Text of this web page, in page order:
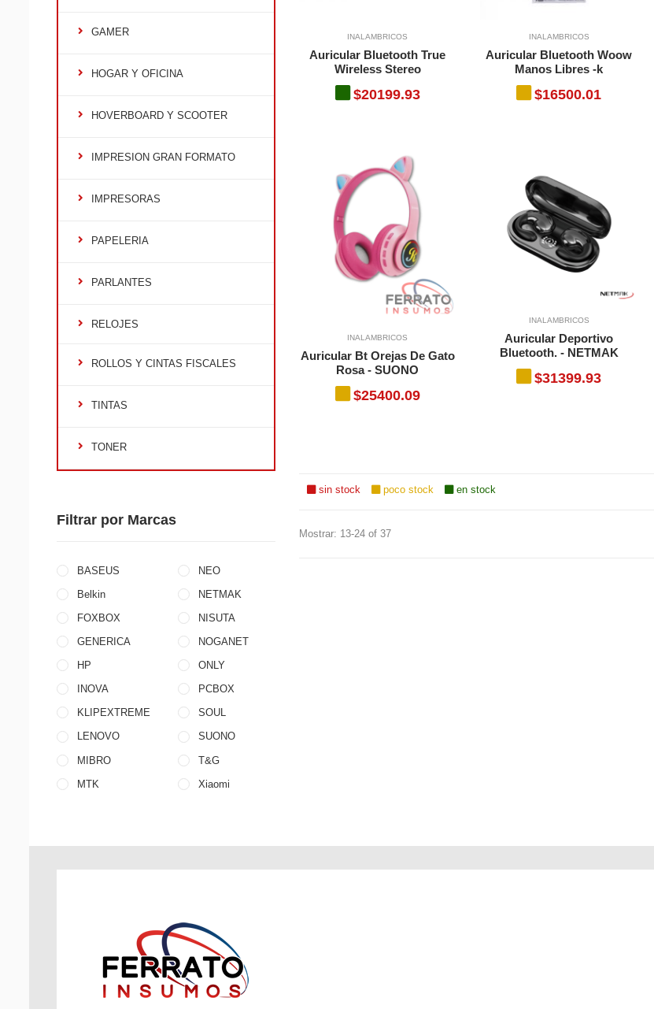
INALAMBRICOS
Auricular Bluetooth True
Wireless Stereo
$20199.93
INALAMBRICOS
Auricular Bluetooth Woow
Manos Libres -k
$16500.01
INALAMBRICOS
Auricular Bt Orejas De Gato
Rosa - SUONO
$25400.09
INALAMBRICOS
Auricular Deportivo
Bluetooth. - NETMAK
$31399.93
sin stock poco stock en stock
Mostrar: 13-24 of 37
GAMER
HOGAR Y OFICINA
HOVERBOARD Y SCOOTER
IMPRESION GRAN FORMATO
IMPRESORAS
PAPELERIA
PARLANTES
RELOJES
ROLLOS Y CINTAS FISCALES
TINTAS
TONER
Filtrar por Marcas
BASEUS
Belkin
FOXBOX
GENERICA
HP
INOVA
KLIPEXTREME
LENOVO
MIBRO
MTK
NEO
NETMAK
NISUTA
NOGANET
ONLY
PCBOX
SOUL
SUONO
T&G
Xiaomi